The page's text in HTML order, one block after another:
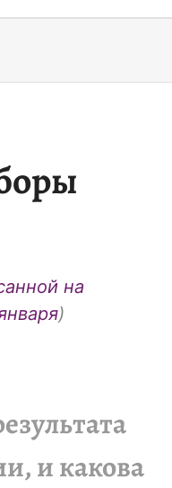
на
)
и какова